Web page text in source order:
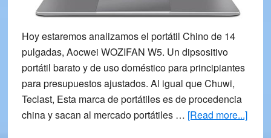
Hoy estaremos analizamos el portátil Chino de 14
pulgadas, Aocwei WOZIFAN W5. Un dipsositivo
portátil barato y de uso doméstico para principiantes
para presupuestos ajustados. Al igual que Chuwi,
Teclast, Esta marca de portátiles es de procedencia
china y sacan al mercado portátiles … [Read more...]about